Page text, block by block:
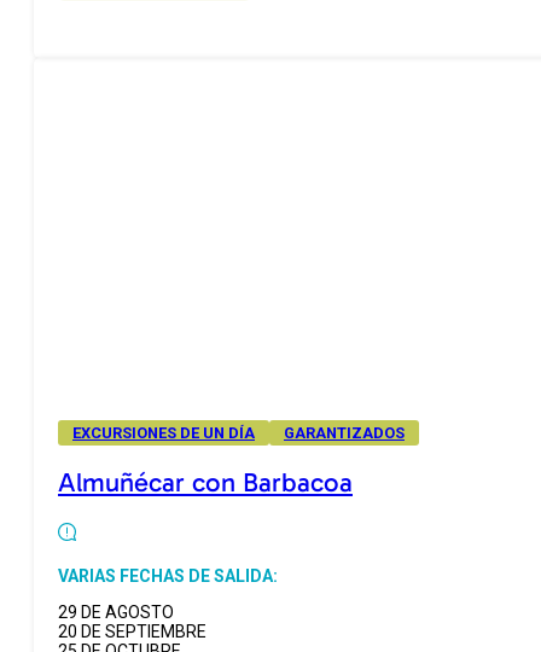
EXCURSIONES DE UN DÍA GARANTIZADOS
Almuñécar con Barbacoa
VARIAS FECHAS DE SALIDA:
29 DE AGOSTO
20 DE SEPTIEMBRE